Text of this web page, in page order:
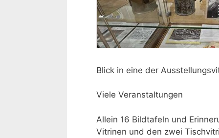
Blick in eine der
Viele Veranstaltungen
Allein 16 Bildtafeln und
Vitrinen und den zwei